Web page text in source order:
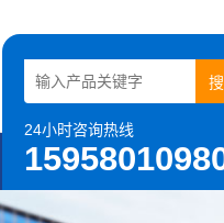
24小时咨询热线